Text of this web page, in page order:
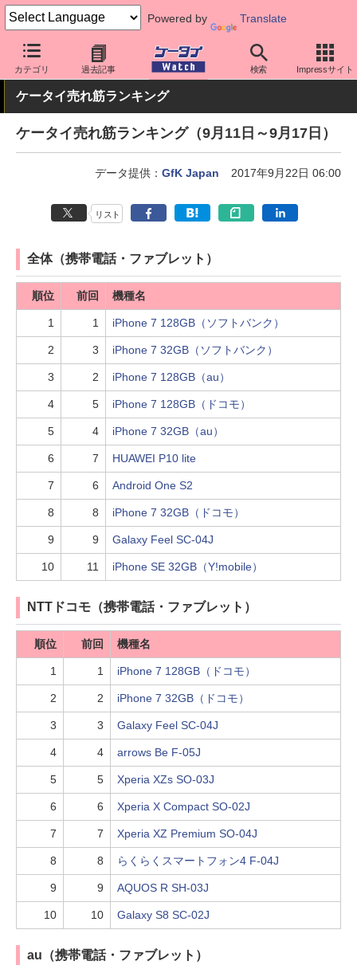
Powered by Translate
カテゴリ 過去記事 検索 Impressサイト
ケータイ Watch 業界動向 調査
ケータイ売れ筋ランキング
ケータイ売れ筋ランキング（9月11日～9月17日）
データ提供：GfK Japan 2017年9月22日 06:00
リスト
全体（携帯電話・ファブレット）
順位 前回 機種名
1 1 iPhone 7 128GB（ソフトバンク）
2 3 iPhone 7 32GB（ソフトバンク）
3 2 iPhone 7 128GB（au）
4 5 iPhone 7 128GB（ドコモ）
5 4 iPhone 7 32GB（au）
6 7 HUAWEI P10 lite
7 6 Android One S2
8 8 iPhone 7 32GB（ドコモ）
9 9 Galaxy Feel SC-04J
10 11 iPhone SE 32GB（Y!mobile）
NTTドコモ（携帯電話・ファブレット）
順位 前回 機種名
1 1 iPhone 7 128GB（ドコモ）
2 2 iPhone 7 32GB（ドコモ）
3 3 Galaxy Feel SC-04J
4 4 arrows Be F-05J
5 5 Xperia XZs SO-03J
6 6 Xperia X Compact SO-02J
7 7 Xperia XZ Premium SO-04J
8 8 らくらくスマートフォン4 F-04J
9 9 AQUOS R SH-03J
10 10 Galaxy S8 SC-02J
au（携帯電話・ファブレット）